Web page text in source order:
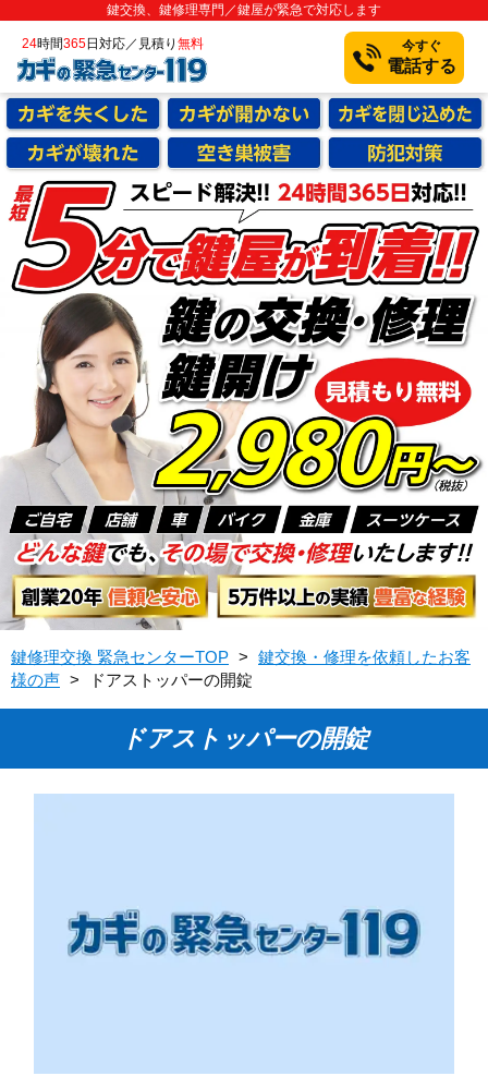
鍵交換、鍵修理専門／鍵屋が緊急で対応します
24時間365日対応／見積り 無料 今すぐ
電話する
鍵修理交換 緊急センターTOP > 鍵交換・修理を依頼したお客
様の声 > ドアストッパーの開錠
ドアストッパーの開錠